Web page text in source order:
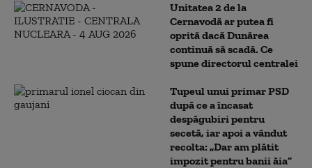
Unitatea 2 de la
Cernavodă ar putea fi
oprită dacă Dunărea
continuă să scadă. Ce
spune directorul centralei
Tupeul unui primar PSD
după ce a încasat
despăgubiri pentru
secetă, iar apoi a vândut
recolta: „Dar am plătit
impozit pentru banii ăia”